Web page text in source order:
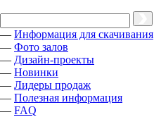
— Информация для скачивания
— Фото залов
— Дизайн-проекты
— Новинки
— Лидеры продаж
— Полезная информация
— FAQ